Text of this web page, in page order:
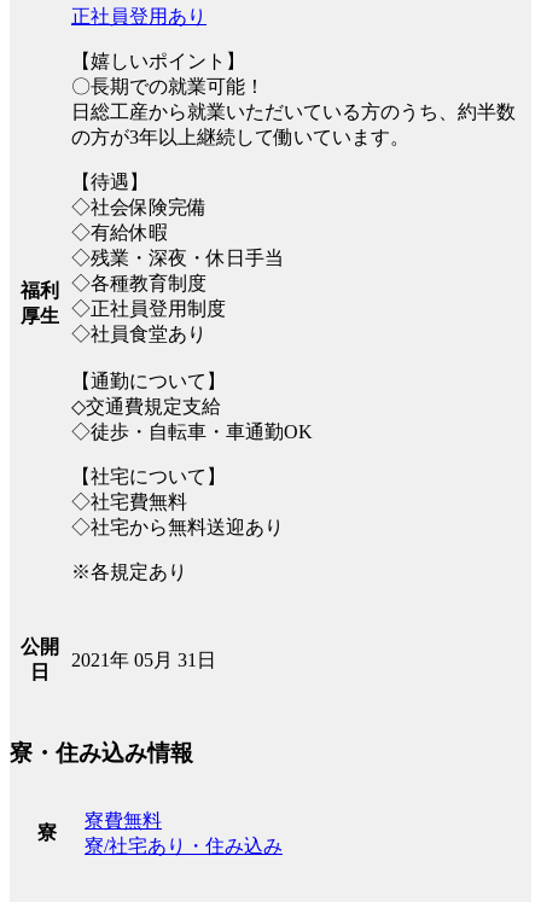
福利
厚生
正社員登用あり
【嬉しいポイント】
〇長期での就業可能！
日総工産から就業いただいている方のうち、約半数
の方が3年以上継続して働いています。
【待遇】
◇社会保険完備
◇有給休暇
◇残業・深夜・休日手当
◇各種教育制度
◇正社員登用制度
◇社員食堂あり
【通勤について】
◇交通費規定支給
◇徒歩・自転車・車通勤OK
【社宅について】
◇社宅費無料
◇社宅から無料送迎あり
※各規定あり
公開
日
2021年 05月 31日
寮・住み込み情報
寮
寮費無料
寮/社宅あり・住み込み